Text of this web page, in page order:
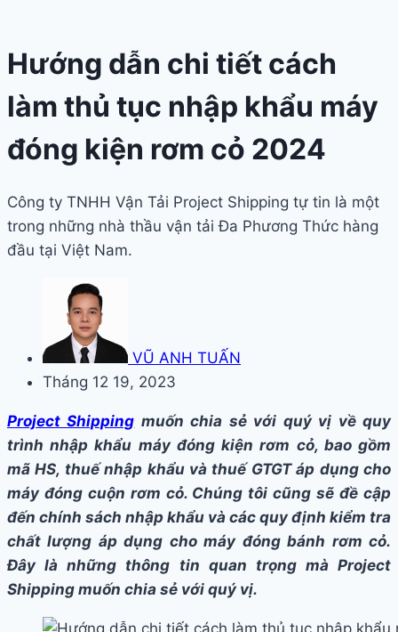
Hướng dẫn chi tiết cách
làm thủ tục nhập khẩu máy
đóng kiện rơm cỏ 2024
Công ty TNHH Vận Tải Project Shipping tự tin là một
trong những nhà thầu vận tải Đa Phương Thức hàng
đầu tại Việt Nam.
VŨ ANH TUẤN
Tháng 12 19, 2023
Project Shipping muốn chia sẻ với quý vị về quy
trình nhập khẩu máy đóng kiện rơm cỏ, bao gồm
mã HS, thuế nhập khẩu và thuế GTGT áp dụng cho
máy đóng cuộn rơm cỏ. Chúng tôi cũng sẽ đề cập
đến chính sách nhập khẩu và các quy định kiểm tra
chất lượng áp dụng cho máy đóng bánh rơm cỏ.
Đây là những thông tin quan trọng mà Project
Shipping muốn chia sẻ với quý vị.